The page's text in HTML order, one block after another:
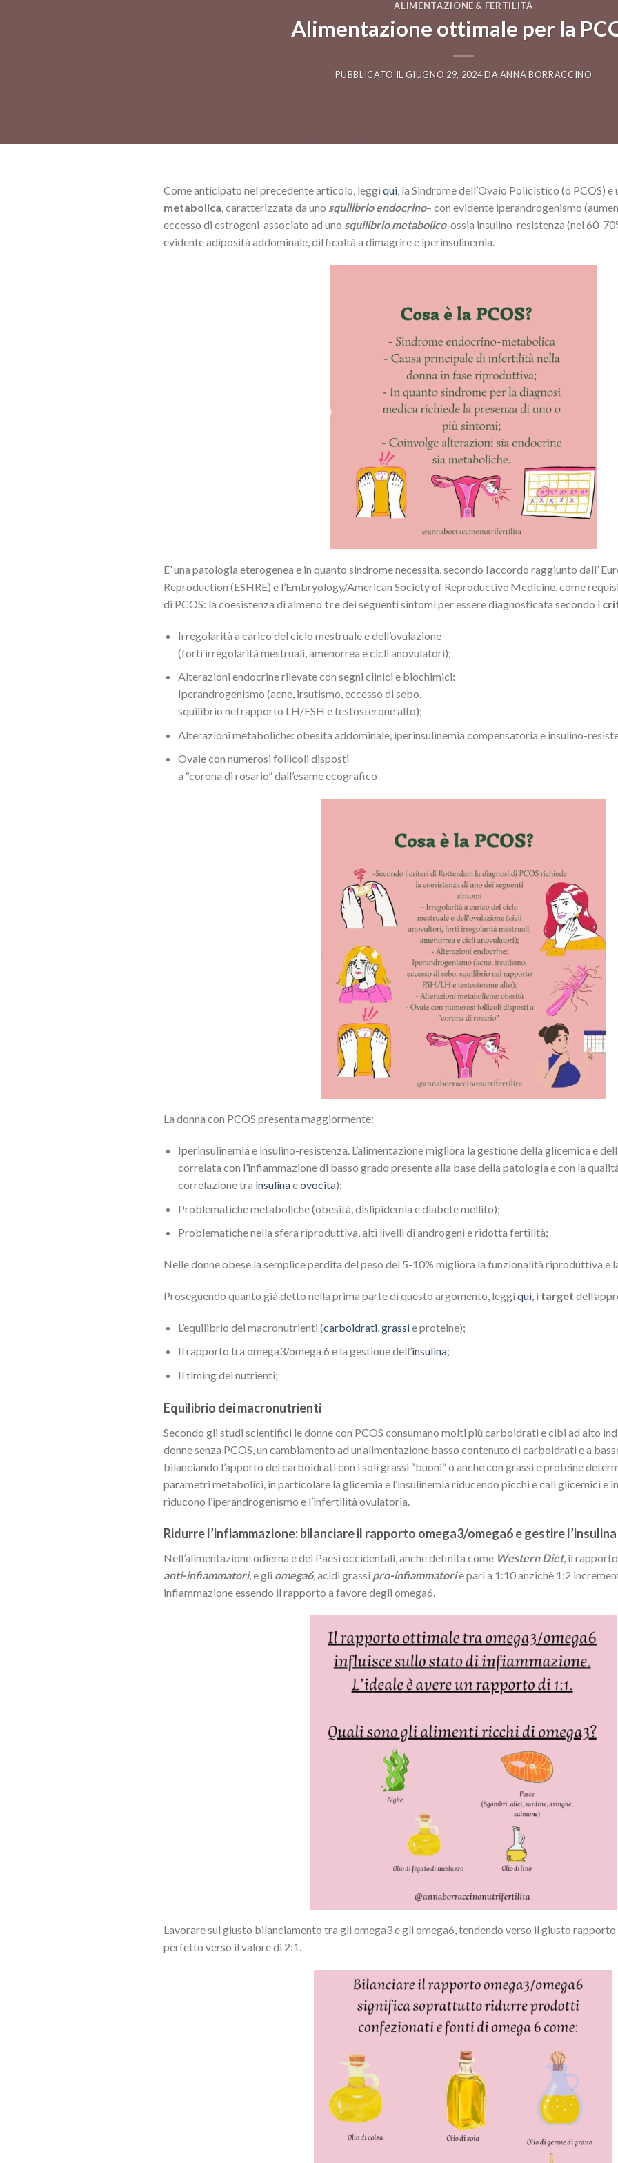
ALIMENTAZIONE & FERTILITÀ
Alimentazione ottimale per la
PUBBLICATO IL GIUGNO 29, 2024DA ANNA BORRACCINO
Come anticipato nel precedente articolo, leggi qui, la Sindrome dell’Ovaio Policistico (o PCOS)
metabolica, caratterizzata da uno squilibrio endocrino– con evidente iperandrogenismo
eccesso di estrogeni-associato ad uno squilibrio metabolico-ossia insulino-resistenza (nel 60-
evidente adiposità addominale, difficoltà a dimagrire e iperinsulinemia.
E’ una patologia eterogenea e in quanto sindrome necessita, secondo l’accordo raggiunto dall’
Reproduction (ESHRE) e l’Embryology/American Society of Reproductive Medicine, come
di PCOS: la coesistenza di almeno tredei seguenti sintomi per essere diagnosticata secondo i
Irregolarità a carico del ciclo mestruale e dell’ovulazione
(forti irregolarità mestruali, amenorrea e cicli anovulatori);
Alterazioni endocrine rilevate con segni clinici e biochimici:
Iperandrogenismo (acne, irsutismo, eccesso di sebo,
squilibrio nel rapporto LH/FSH e testosterone alto);
Alterazioni metaboliche: obesità addominale, iperinsulinemia compensatoria e insulino-
Ovaie con numerosi follicoli disposti
a “corona di rosario” dall’esame ecografico
La donna con PCOS presenta maggiormente:
Iperinsulinemia e insulino-resistenza. L’alimentazione migliora la gestione della glicemica e
correlata con l’infiammazione di basso grado presente alla base della patologia e con la
correlazione tra insulinaeovocita);
Problematiche metaboliche (obesità, dislipidemia e diabete mellito);
Problematiche nella sfera riproduttiva, alti livelli di androgeni e ridotta fertilità;
Nelle donne obese la semplice perdita del peso del 5-10% migliora la funzionalità riproduttiva e
Proseguendo quanto già detto nella prima parte di questo argomento, leggi qui , i target
L’equilibrio dei macronutrienti (carboidrati, grassie proteine);
Il rapporto tra omega3/omega 6 e la gestione dell’insulina;
Il timing dei nutrienti;
Equilibrio dei macronutrienti
Secondo gli studi scientifici le donne con PCOS consumano molti più carboidrati e cibi ad alto
donne senza PCOS, un cambiamento ad un’alimentazione basso contenuto di carboidrati e a
bilanciando l’apporto dei carboidrati con i soli grassi “buoni” o anche con grassi e proteine
parametri metabolici, in particolare la glicemia e l’insulinemia riducendo picchi e cali glicemici e
riducono l’iperandrogenismo e l’infertilità ovulatoria.
Ridurre l’infiammazione: bilanciare il rapporto omega3/omega6 e gestire l’insulina
Nell’alimentazione odierna e dei Paesi occidentali, anche definita come Western Diet, il
anti-infiammatori, e gli omega6, acidi grassi pro-infiammatoriè pari a 1:10 anzichè 1:2
infiammazione essendo il rapporto a favore degli omega6.
Lavorare sul giusto bilanciamento tra gli omega3 e gli omega6, tendendo verso il giusto
perfetto verso il valore di 2:1.